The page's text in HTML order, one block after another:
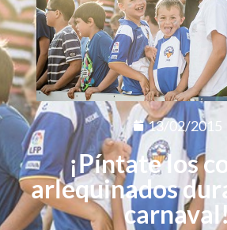
13/02/2015
¡Píntate los
arlequinados